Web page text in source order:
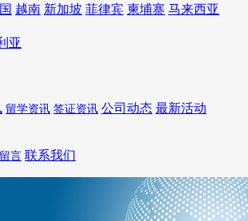
越南 新加坡 菲律宾 柬埔寨 马来西亚
亚
留学资讯 签证资讯 公司动态 最新活动
言 联系我们